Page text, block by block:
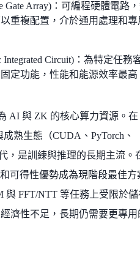
Gate Array)：可編程硬體電路
重複配置，介於通用處理和專
Circuit)：為特定任務
定功能，性能和能源效率最高
AI 與 ZK 的核心算力資源。
熟生態（CUDA、PyTorch、
，是訓練與推理的長期主流。
可得性優勢成為現階段最佳方
與 FFT/NTT 等任務上受限於儲
濟性不足，長期仍需要更專用